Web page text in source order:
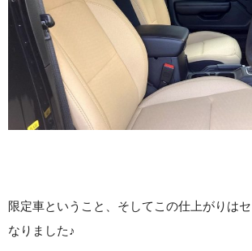
限定車ということ、そしてこの仕上がりは
なりました♪